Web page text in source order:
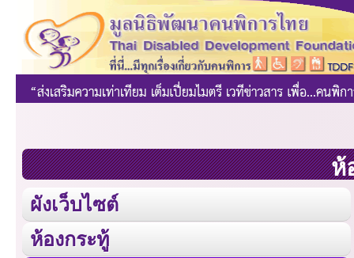
ห้
ผังเว็บไซต์
ห้องกระทู้